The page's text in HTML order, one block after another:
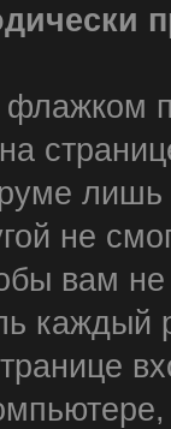
лишь
не
вам